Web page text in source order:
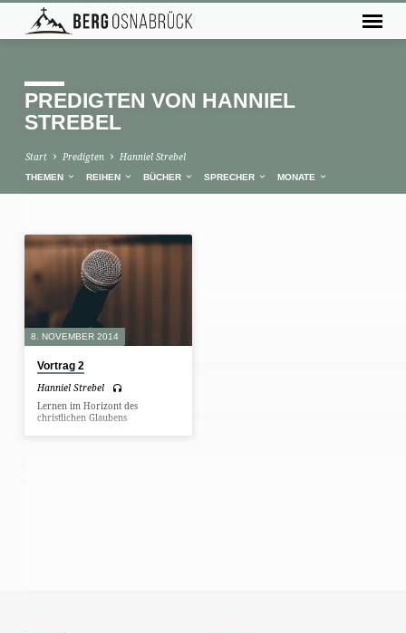
PREDIGTEN VON HANNIEL
STREBEL
Start Predigten Hanniel Strebel
THEMEN REIHEN BÜCHER SPRECHER MONATE
PREDIGTEN
VON
HANNIEL
STREBEL
8. NOVEMBER 2014
Vortrag 2
Hanniel Strebel
Lernen im Horizont des
christlichen Glaubens